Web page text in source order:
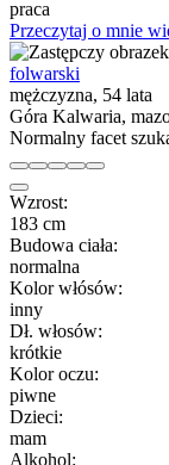
praca
Przeczytaj o mnie
folwarski
mężczyzna, 54 lata
Góra Kalwaria,
Normalny facet
Wzrost:
183 cm
Budowa ciała:
normalna
Kolor włósów:
inny
Dł. włosów:
krótkie
Kolor oczu:
piwne
Dzieci:
mam
Alkohol: